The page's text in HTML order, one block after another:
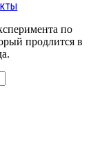
по
продлится в